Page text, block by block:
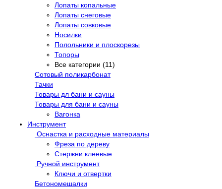
Лопаты копальные
Лопаты снеговые
Лопаты совковые
Носилки
Полольники и плоскорезы
Топоры
Все категории (11)
Сотовый поликарбонат
Тачки
Товары дл бани и сауны
Товары для бани и сауны
Вагонка
Инструмент
Оснастка и расходные материалы
Фреза по дереву
Стержни клеевые
Ручной инструмент
Ключи и отвертки
Бетономешалки